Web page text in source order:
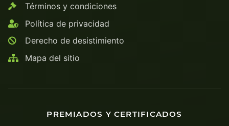
Términos y condiciones
Política de privacidad
Derecho de desistimiento
Mapa del sitio
PREMIADOS Y CERTIFICADOS